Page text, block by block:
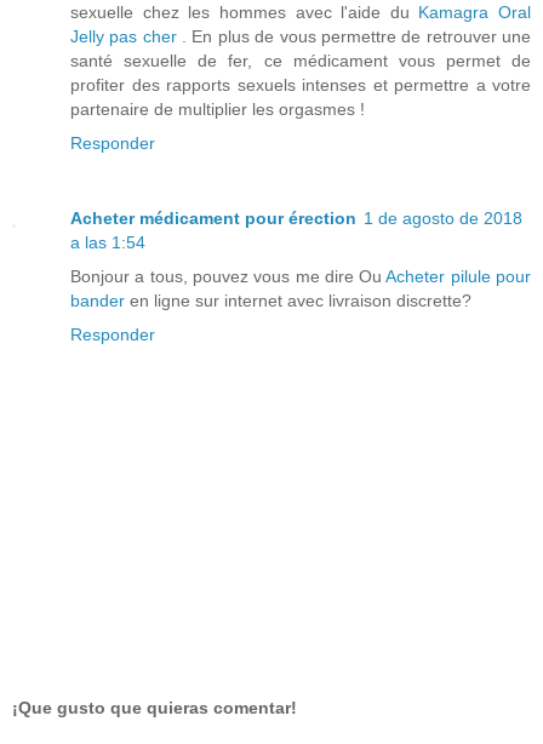
sexuelle chez les hommes avec l'aide du Kamagra Oral
Jelly pas cher. En plus de vous permettre de retrouver une
santé sexuelle de fer, ce médicament vous permet de
profiter des rapports sexuels intenses et permettre a votre
partenaire de multiplier les orgasmes !
Responder
Acheter médicament pour érection 1 de agosto de 2018
a las 1:54
Bonjour a tous, pouvez vous me dire OuAcheter pilule pour
bander en ligne sur internet avec livraison discrette?
Responder
¡Que gusto que quieras comentar!